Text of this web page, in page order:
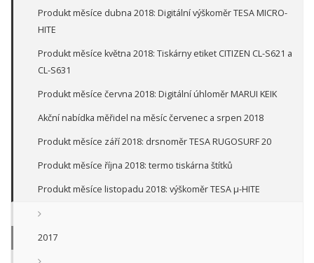
Produkt měsíce dubna 2018: Digitální výškoměr TESA MICRO-
HITE
Produkt měsíce května 2018: Tiskárny etiket CITIZEN CL-S621 a
CL-S631
Produkt měsíce června 2018: Digitální úhloměr MARUI KEIK
Akční nabídka měřidel na měsíc červenec a srpen 2018
Produkt měsíce září 2018: drsnoměr TESA RUGOSURF 20
Produkt měsíce října 2018: termo tiskárna štítků
Produkt měsíce listopadu 2018: výškoměr TESA µ-HITE
2017